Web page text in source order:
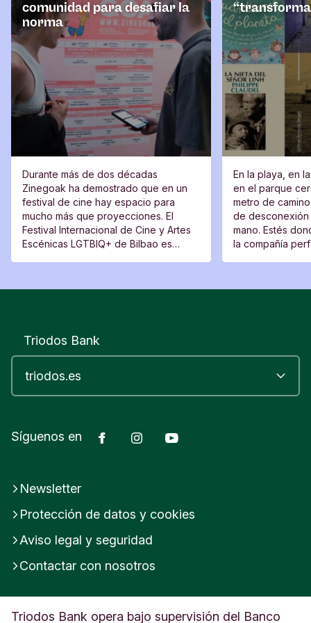
comunidad para desafiar la
norma
Durante más de dos décadas
Zinegoak ha demostrado que en un
festival de cine hay espacio para
mucho más que proyecciones. El
Festival Internacional de Cine y Artes
Escénicas LGTBIQ+ de Bilbao es
En la playa, en
en el parque
metro de
de
mano. Estés
la compañía
Triodos Bank
Síguenos en FacebookInstagram
Newsletter
Protección de datos y cookies
Aviso legal y seguridad
Contactar con nosotros
Triodos Bank opera bajo supervisión del Banco